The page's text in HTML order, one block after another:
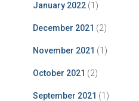
January 2022 (1)
December 2021 (2)
November 2021 (1)
October 2021 (2)
September 2021 (1)